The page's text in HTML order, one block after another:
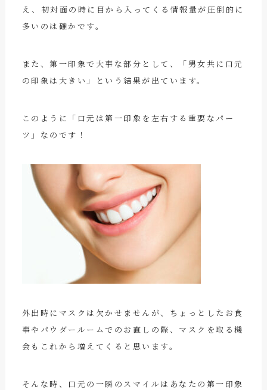
え、初対面の時に目から入ってくる情報量が圧倒的に
多いのは確かです。
また、第一印象で大事な部分として、「男女共に口元
の印象は大きい」という結果が出ています。
このように「口元は第一印象を左右する重要なパー
ツ」なのです！
外出時にマスクは欠かせませんが、ちょっとしたお食
事やパウダールームでのお直しの際、マスクを取る機
会もこれから増えてくると思います。
そんな時、口元の一瞬のスマイルはあなたの第一印象